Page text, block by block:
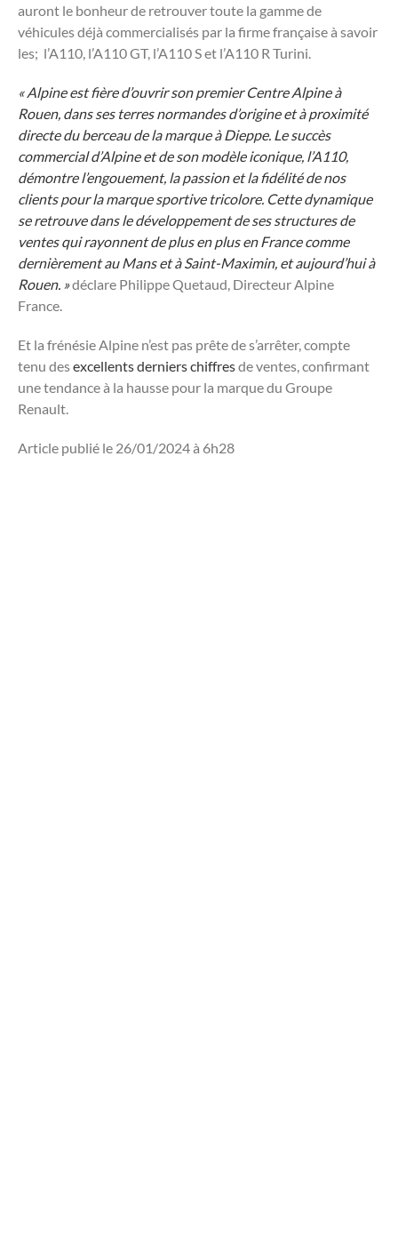
auront le bonheur de retrouver toute la gamme de
véhicules déjà commercialisés par la firme française à savoir
les; l’A110, l’A110 GT, l’A110 S et l’A110 R Turini.
« Alpine est fière d’ouvrir son premier Centre Alpine à
Rouen, dans ses terres normandes d’origine et à proximité
directe du berceau de la marque à Dieppe. Le succès
commercial d’Alpine et de son modèle iconique, l’A110,
démontre l’engouement, la passion et la fidélité de nos
clients pour la marque sportive tricolore. Cette dynamique
se retrouve dans le développement de ses structures de
ventes qui rayonnent de plus en plus en France comme
dernièrement au Mans et à Saint-Maximin, et aujourd’hui à
Rouen. »déclare Philippe Quetaud, Directeur Alpine
France.
Et la frénésie Alpine n’est pas prête de s’arrêter, compte
tenu desexcellents derniers chiffresde ventes, confirmant
une tendance à la hausse pour la marque du Groupe
Renault.
Article publié le 26/01/2024 à 6h28